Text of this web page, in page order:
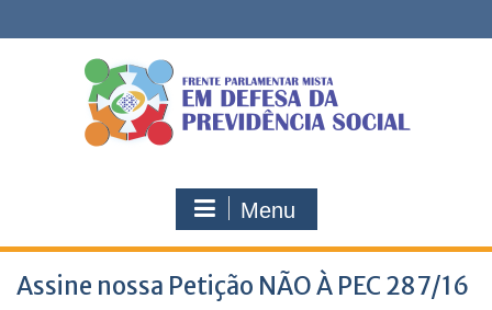
to
Menu
Assine nossa Petição NÃO À PEC 287/16